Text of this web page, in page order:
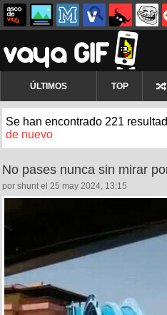
ÚLTIMOS TOP
Se han encontrado 221
de nuevo
No pases nunca sin mirar
por shunt el 25 may 2024, 13:15